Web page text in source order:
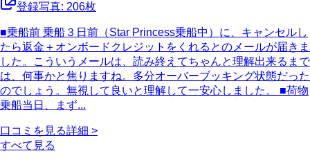
登録写真: 206枚
■乗船前 乗船３日前（Star Princess乗船中）に、キャンセルし
たら返金＋オンボードクレジットをくれるとのメールが届きま
した。こういうメールは、読み終えてちゃんと理解出来るまで
は、何事かと焦りますね。多分オーバーブッキング状態だった
のでしょう。無視して良いと理解して一安心しました。 ■荷物
乗船当日、まず...
口コミを見る詳細 >
すべて見る